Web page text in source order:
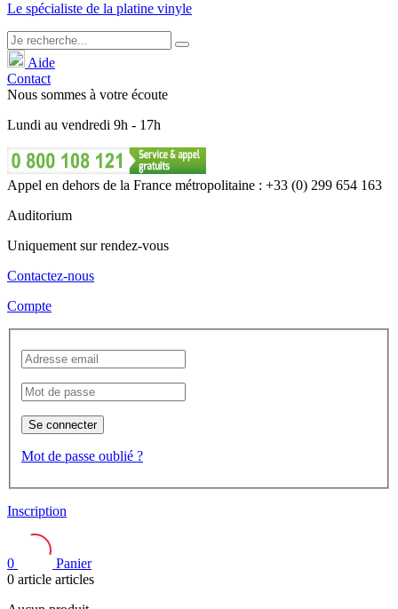
Le spécialiste de la platine vinyle
Aide
Contact
Nous sommes à votre écoute
Lundi au vendredi 9h - 17h
Appel en dehors de la France métropolitaine : +33 (0) 299 654 163
Auditorium
Uniquement sur rendez-vous
Contactez-nous
Compte
Se connecter
Mot de passe oublié ?
Inscription
0
Panier
0 article articles